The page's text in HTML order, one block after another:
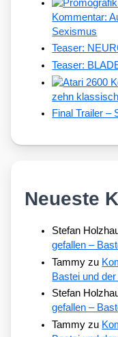
Kommentar:
Sexismus
Teaser:
Teaser:
zehn
Final Trailer –
Neueste
Stefan
gefallen –
Tammy zu
Bastei und
Stefan
gefallen –
Tammy zu